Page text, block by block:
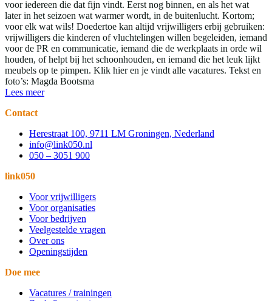
voor iedereen die dat fijn vindt. Eerst nog binnen, en als het wat
later in het seizoen wat warmer wordt, in de buitenlucht. Kortom;
voor elk wat wils! Doedertoe kan altijd vrijwilligers erbij gebruiken:
vrijwilligers die kinderen of vluchtelingen willen begeleiden, iemand
voor de PR en communicatie, iemand die de werkplaats in orde wil
houden, of helpt bij het schoonhouden, en iemand die het leuk lijkt
meubels op te pimpen. Klik hier en je vindt alle vacatures. Tekst en
foto’s: Magda Bootsma
Lees meer
Contact
Herestraat 100, 9711 LM Groningen, Nederland
info@link050.nl
050 – 3051 900
link050
Voor vrijwilligers
Voor organisaties
Voor bedrijven
Veelgestelde vragen
Over ons
Openingstijden
Doe mee
Vacatures / trainingen